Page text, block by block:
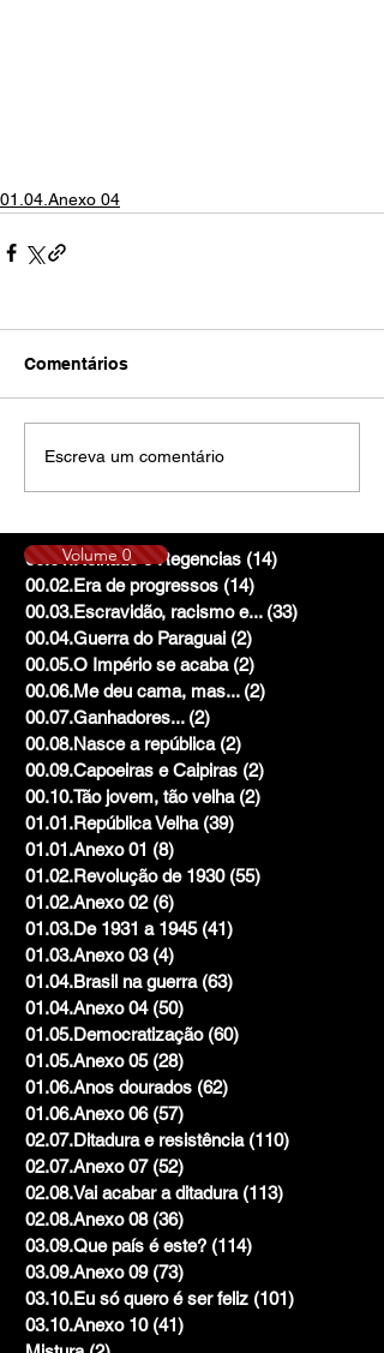
01.04.Anexo 04
Comentários
Escreva um comentário
00.01.Reinado e Regencias (14)
00.02.Era de progressos (14)
00.03.Escravidão, racismo e... (33)
00.04.Guerra do Paraguai (2)
00.05.O Império se acaba (2)
00.06.Me deu cama, mas... (2)
00.07.Ganhadores... (2)
00.08.Nasce a república (2)
00.09.Capoeiras e Caipiras (2)
00.10.Tão jovem, tão velha (2)
01.01.República Velha (39)
01.01.Anexo 01 (8)
01.02.Revolução de 1930 (55)
01.02.Anexo 02 (6)
01.03.De 1931 a 1945 (41)
01.03.Anexo 03 (4)
01.04.Brasil na guerra (63)
01.04.Anexo 04 (50)
01.05.Democratização (60)
01.05.Anexo 05 (28)
01.06.Anos dourados (62)
01.06.Anexo 06 (57)
02.07.Ditadura e resistência (110)
02.07.Anexo 07 (52)
02.08.Vai acabar a ditadura (113)
02.08.Anexo 08 (36)
03.09.Que país é este? (114)
03.09.Anexo 09 (73)
03.10.Eu só quero é ser feliz (101)
03.10.Anexo 10 (41)
Volume 0